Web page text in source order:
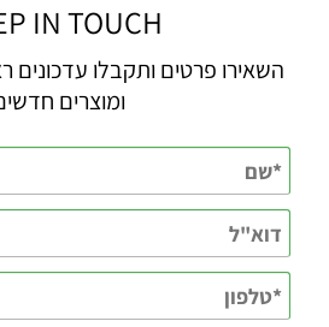
IN TOUCH
השאירו פרטים ותקבלו עדכונים
ומוצרים